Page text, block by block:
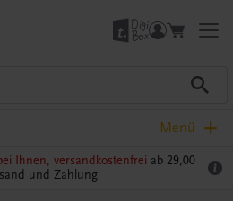
Menü
Ihnen, versandkostenfrei ab 29,00
und Zahlung